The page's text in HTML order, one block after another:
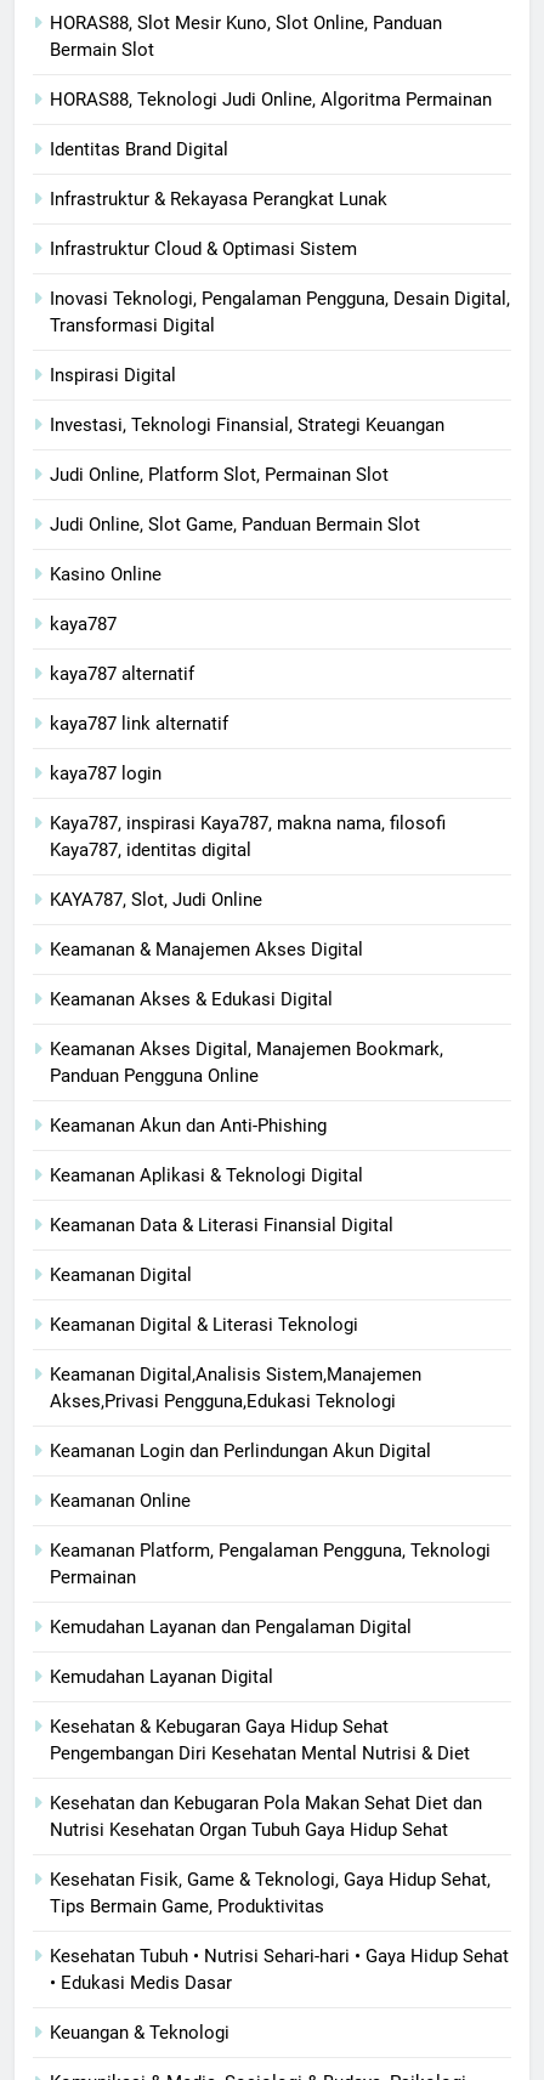
HORAS88, Slot Mesir Kuno, Slot Online, Panduan
Bermain Slot
HORAS88, Teknologi Judi Online, Algoritma Permainan
Identitas Brand Digital
Infrastruktur & Rekayasa Perangkat Lunak
Infrastruktur Cloud & Optimasi Sistem
Inovasi Teknologi, Pengalaman Pengguna, Desain Digital,
Transformasi Digital
Inspirasi Digital
Investasi, Teknologi Finansial, Strategi Keuangan
Judi Online, Platform Slot, Permainan Slot
Judi Online, Slot Game, Panduan Bermain Slot
Kasino Online
kaya787
kaya787 alternatif
kaya787 link alternatif
kaya787 login
Kaya787, inspirasi Kaya787, makna nama, filosofi
Kaya787, identitas digital
KAYA787, Slot, Judi Online
Keamanan & Manajemen Akses Digital
Keamanan Akses & Edukasi Digital
Keamanan Akses Digital, Manajemen Bookmark,
Panduan Pengguna Online
Keamanan Akun dan Anti-Phishing
Keamanan Aplikasi & Teknologi Digital
Keamanan Data & Literasi Finansial Digital
Keamanan Digital
Keamanan Digital & Literasi Teknologi
Keamanan Digital,Analisis Sistem,Manajemen
Akses,Privasi Pengguna,Edukasi Teknologi
Keamanan Login dan Perlindungan Akun Digital
Keamanan Online
Keamanan Platform, Pengalaman Pengguna, Teknologi
Permainan
Kemudahan Layanan dan Pengalaman Digital
Kemudahan Layanan Digital
Kesehatan & Kebugaran Gaya Hidup Sehat
Pengembangan Diri Kesehatan Mental Nutrisi & Diet
Kesehatan dan Kebugaran Pola Makan Sehat Diet dan
Nutrisi Kesehatan Organ Tubuh Gaya Hidup Sehat
Kesehatan Fisik, Game & Teknologi, Gaya Hidup Sehat,
Tips Bermain Game, Produktivitas
Kesehatan Tubuh • Nutrisi Sehari-hari • Gaya Hidup Sehat
• Edukasi Medis Dasar
Keuangan & Teknologi